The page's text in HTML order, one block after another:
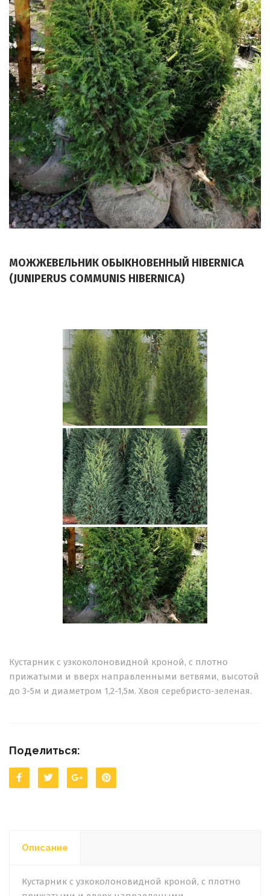
МОЖЖЕВЕЛЬНИК ОБЫКНОВЕННЫЙ HIBERNICA
(JUNIPERUS COMMUNIS HIBERNICA)
Кустарник с узкоколоновидной кроной, с плотно
прижатыми и вверх направленными ветвями, высотой
до 3-5м и диаметром 1,2-1,5м. Хвоя серебристо-зеленая.
Поделиться:
Описание
Кустарник с узкоколоновидной кроной, с плотно